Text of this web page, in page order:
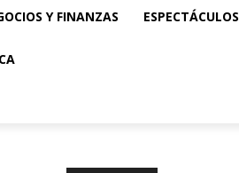
Y FINANZAS ESPECTÁCULOS